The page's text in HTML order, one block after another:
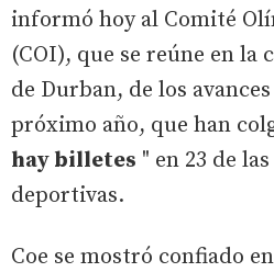
informó hoy al Comité
(COI), que se reúne en la
de Durban, de los
próximo año, que han
hay billetes " en 23 de
deportivas.
Coe se mostró confiado